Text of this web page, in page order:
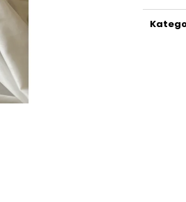
cena:
LEDVINKA S LANEM // DARK
+ BLACK